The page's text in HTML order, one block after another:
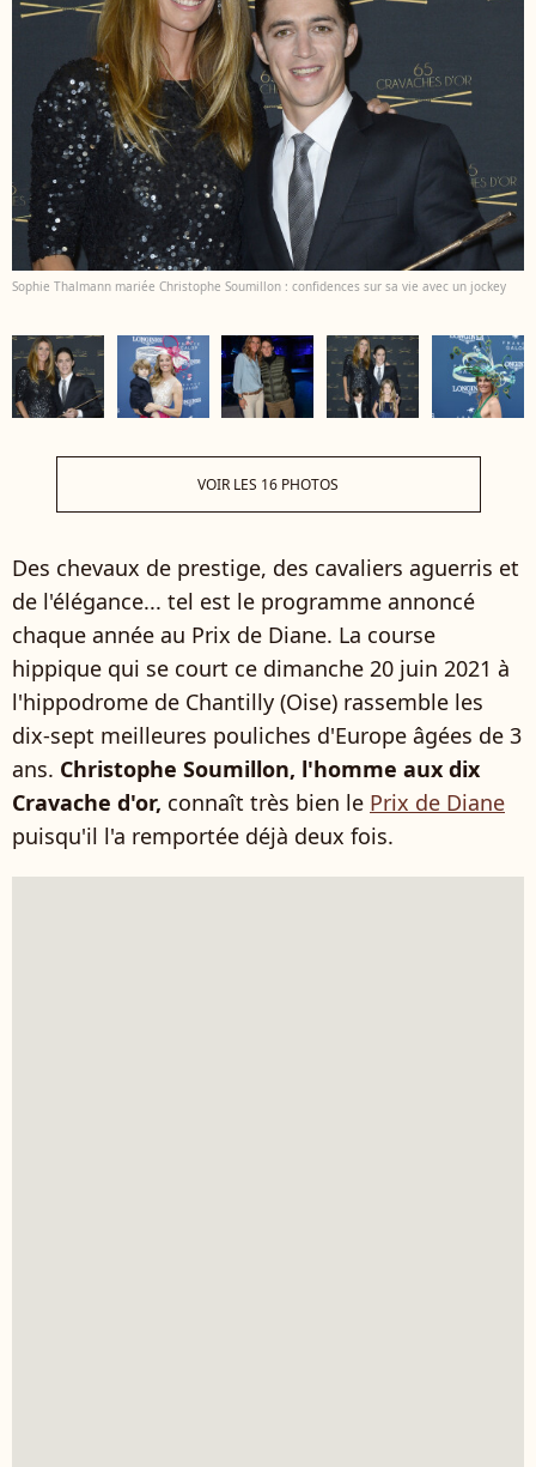
Sophie Thalmann mariée Christophe Soumillon : confidences sur sa vie avec un jockey
VOIR LES 16 PHOTOS
Des chevaux de prestige, des cavaliers aguerris et
de l'élégance... tel est le programme annoncé
chaque année au Prix de Diane. La course
hippique qui se court ce dimanche 20 juin 2021 à
l'hippodrome de Chantilly (Oise) rassemble les
dix-sept meilleures pouliches d'Europe âgées de 3
ans. Christophe Soumillon, l'homme aux dix
Cravache d'or, connaît très bien le Prix de Diane
puisqu'il l'a remportée déjà deux fois.